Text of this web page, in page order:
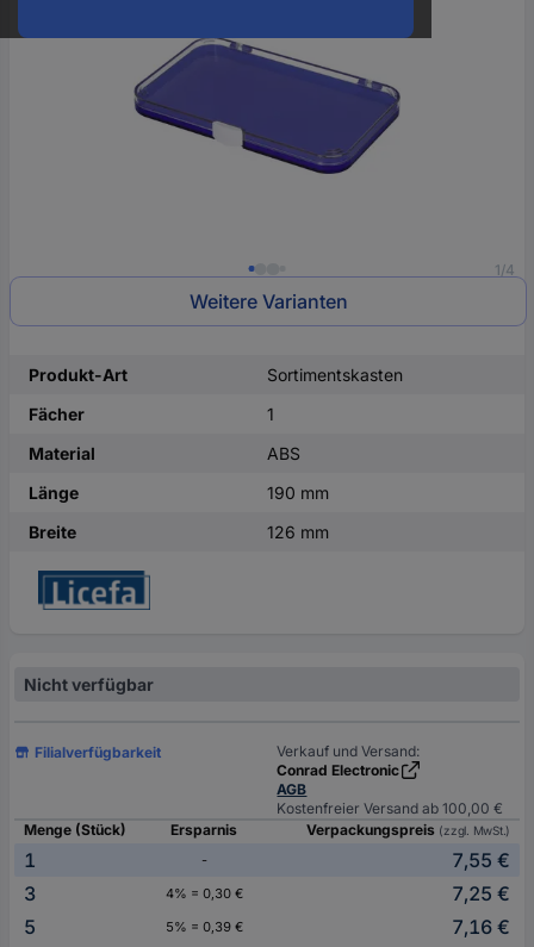
1/4
Weitere Varianten
Produkt-Art
Sortimentskasten
Fächer
1
Material
ABS
Länge
190 mm
Breite
126 mm
Nicht verfügbar
Filialverfügbarkeit
Verkauf und Versand:
Conrad Electronic
AGB
Kostenfreier Versand ab 100,00 €
Menge (Stück)
Ersparnis Verpackungspreis (zzgl. MwSt.)
1 -
7,55 €
3
4% = 0,30 €
7,25 €
5
5% = 0,39 €
7,16 €